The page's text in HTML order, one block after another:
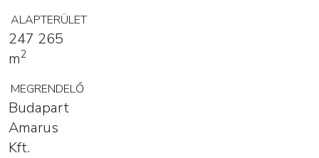
ALAPTERÜLET
247 265
m2
MEGRENDELŐ
Budapart
Amarus
Kft.